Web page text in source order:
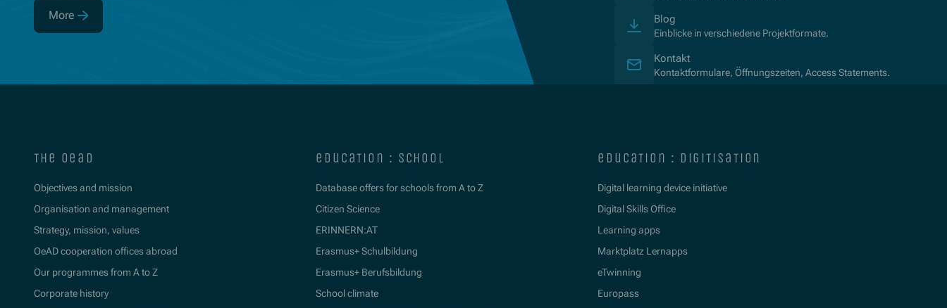
More
(Opens in new window) Blog
Einblicke in verschiedene Projektformate.
Kontakt
Kontaktformulare, Öffnungszeiten, Access Statements.
the oead
Objectives and mission
Organisation and management
Strategy, mission, values
OeAD cooperation offices abroad
Our programmes from A to Z
Corporate history
education : school
Database offers for schools from A to Z
Citizen Science
ERINNERN:AT
Erasmus+ Schulbildung
Erasmus+ Berufsbildung
School climate
education : digitisation
Digital learning device initiative
Digital Skills Office
Learning apps
Marktplatz Lernapps
eTwinning
Europass